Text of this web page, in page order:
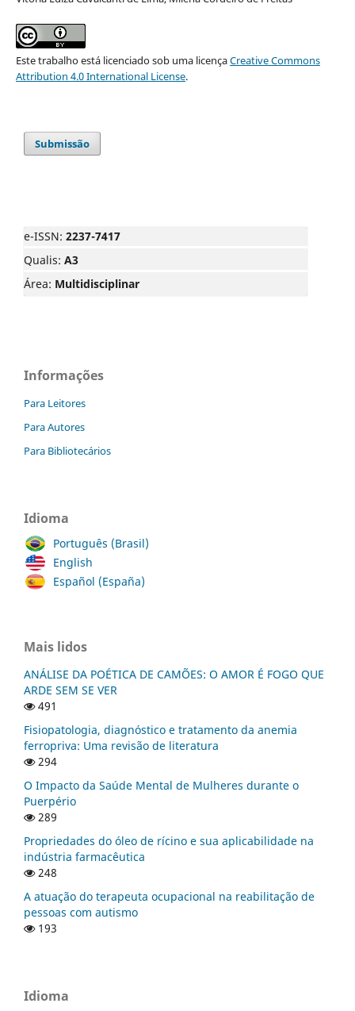
Este trabalho está licenciado sob uma licençaCreative Commons
Attribution 4.0 International License.
Submissão
e-ISSN: 2237-7417
Qualis: A3
Área: Multidisciplinar
Informações
Para Leitores
Para Autores
Para Bibliotecários
Idioma
Português (Brasil)
English
Español (España)
Mais lidos
ANÁLISE DA POÉTICA DE CAMÕES: O AMOR É FOGO QUE
ARDE SEM SE VER
491
Fisiopatologia, diagnóstico e tratamento da anemia
ferropriva: Uma revisão de literatura
294
O Impacto da Saúde Mental de Mulheres durante o
Puerpério
289
Propriedades do óleo de rícino e sua aplicabilidade na
indústria farmacêutica
248
A atuação do terapeuta ocupacional na reabilitação de
pessoas com autismo
193
Idioma